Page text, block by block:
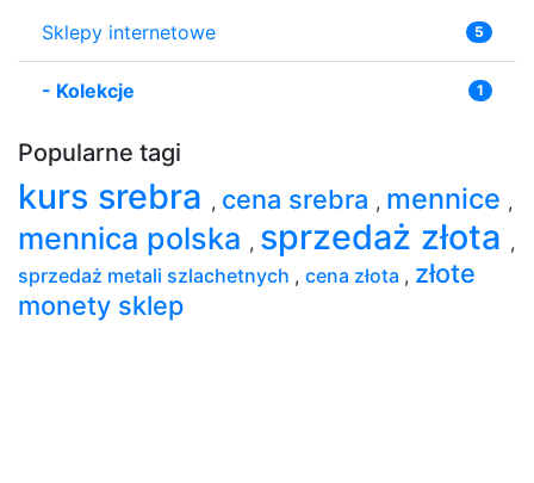
Sklepy internetowe 5
- Kolekcje 1
Popularne tagi
kurs srebra , cena srebra , mennice ,
mennica polska , sprzedaż złota ,
sprzedaż metali szlachetnych , cena złota , złote
monety sklep